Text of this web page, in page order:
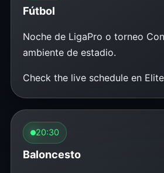
Fútbol
Noche de LigaPro o torneo
ambiente de estadio.
Check the live schedule en
20:30
Baloncesto